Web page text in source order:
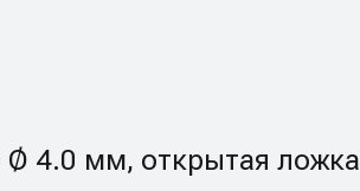
4.0 мм, открытая ложка